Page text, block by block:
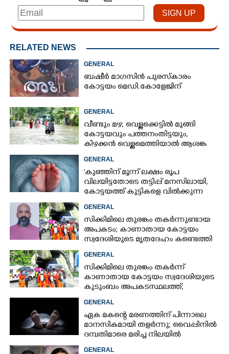
RELATED NEWS
GENERAL
ബഷീർ മാഗസിൻ പുരസ്കാരം
കോട്ടയം മെഡി.കോളേജിന്
GENERAL
വീണ്ടും മഴ; വെള്ളക്കെട്ടിൽ മുങ്ങി
കോട്ടയവും പത്തനംതിട്ടയും,
കിഴക്കൻ വെള്ളമെത്തിയാൽ ആശങ്ക
ഇരട്ടിക്കും
GENERAL
'കുഞ്ഞിന് മൂന്ന് ലക്ഷം രൂപ
വിലയിട്ടതോടെ തട്ടിപ്പ് മനസിലായി,
കോട്ടയത്ത് കുട്ടികളെ വിൽക്കുന്ന
സംഘം'; കൂടുതൽ
വെളിപ്പെടുത്തലുമായി ഗർഭിണി
GENERAL
സിക്കിമിലെ തുരങ്കം തകർന്നുണ്ടായ
അപകടം; കാണാതായ കോട്ടയം
സ്വദേശിയുടെ മൃതദേഹം കണ്ടെത്തി
GENERAL
സിക്കിമിലെ തുരങ്കം തകർന്ന്
കാണാതായ കോട്ടയം സ്വദേശിയുടെ
കുടുംബം അപകടസ്ഥലത്ത്;
രക്ഷാപ്രവർത്തനം ദുഷ്‌കരമെന്ന്
വിവരം
GENERAL
ഏക മകന്റെ മരണത്തിന് പിന്നാലെ
മാനസികമായി തളർന്നു; വൈപ്പിനിൽ
ദമ്പതിമാരെ മരിച്ച നിലയിൽ
കണ്ടെത്തി
GENERAL